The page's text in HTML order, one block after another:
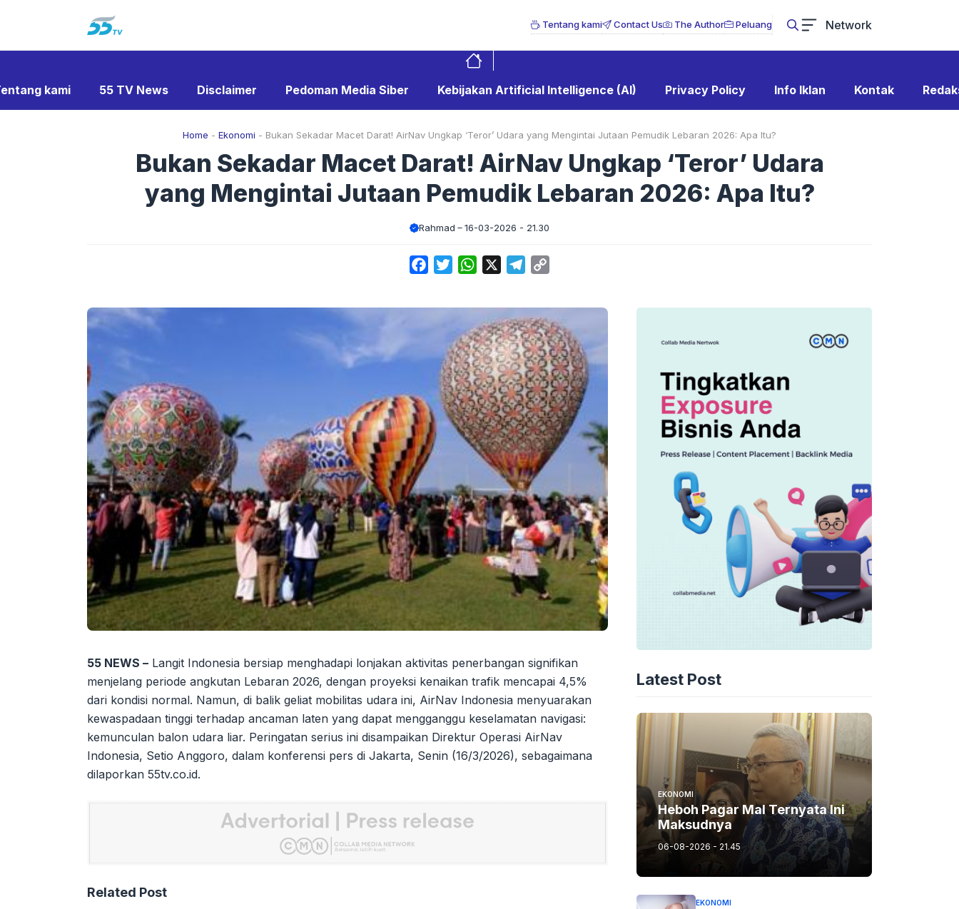
Tentang kami Contact Us The Author Peluang Network
kami 55 TV News Disclaimer Pedoman Media Siber Kebijakan Artificial Intelligence (AI) Privacy Policy Info Iklan Kontak
Home - Ekonomi - Bukan Sekadar Macet Darat! AirNav Ungkap ‘Teror’ Udara yang Mengintai Jutaan Pemudik Lebaran 2026: Apa Itu?
Bukan Sekadar Macet Darat! AirNav Ungkap ‘Teror’ Udara
yang Mengintai Jutaan Pemudik Lebaran 2026: Apa Itu?
Rahmad 16-03-2026 - 21.30
FacebookTwitterWhatsApp Telegram
55 NEWS – Langit Indonesia bersiap menghadapi lonjakan aktivitas penerbangan signifikan
menjelang periode angkutan Lebaran 2026, dengan proyeksi kenaikan trafik mencapai 4,5%
dari kondisi normal. Namun, di balik geliat mobilitas udara ini, AirNav Indonesia menyuarakan
kewaspadaan tinggi terhadap ancaman laten yang dapat mengganggu keselamatan navigasi:
kemunculan balon udara liar. Peringatan serius ini disampaikan Direktur Operasi AirNav
Indonesia, Setio Anggoro, dalam konferensi pers di Jakarta, Senin (16/3/2026), sebagaimana
dilaporkan 55tv.co.id.
Related Post
Latest Post
EKONOMI
Heboh Pagar Mal Ternyata Ini
Maksudnya
06-08-2026 - 21.45
EKONOMI